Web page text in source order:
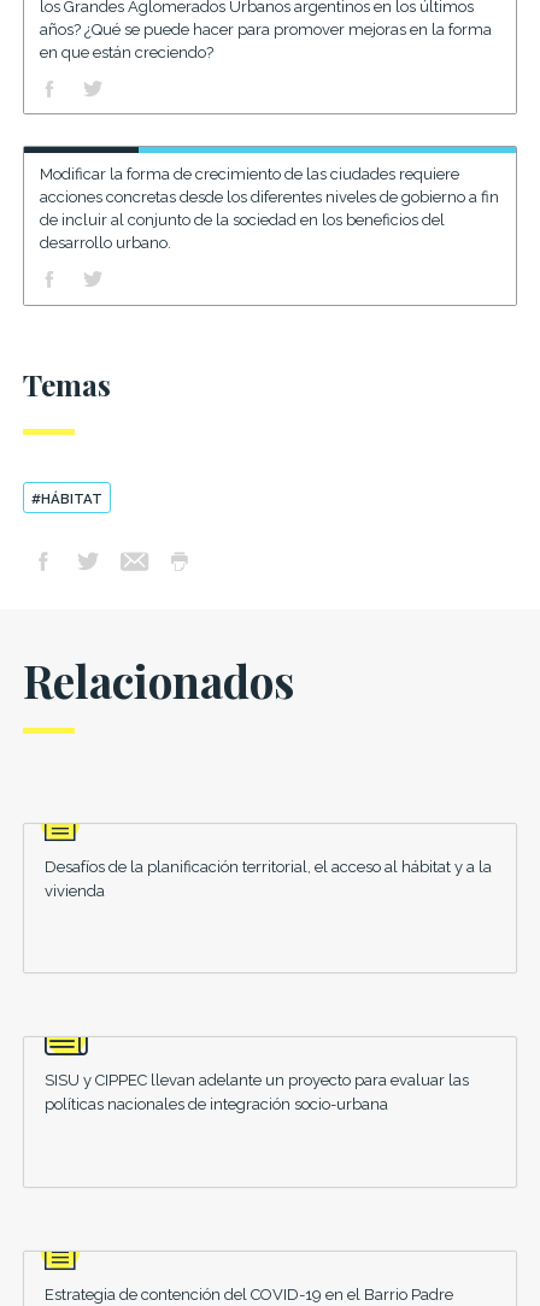
los Grandes Aglomerados Urbanos argentinos en los últimos
años? ¿Qué se puede hacer para promover mejoras en la forma
en que están creciendo?
Modificar la forma de crecimiento de las ciudades requiere
acciones concretas desde los diferentes niveles de gobierno a fin
de incluir al conjunto de la sociedad en los beneficios del
desarrollo urbano.
Temas
#HÁBITAT
Relacionados
Desafíos de la planificación territorial, el acceso al hábitat y a la
vivienda
SISU y CIPPEC llevan adelante un proyecto para evaluar las
políticas nacionales de integración socio-urbana
Estrategia de contención del COVID-19 en el Barrio Padre